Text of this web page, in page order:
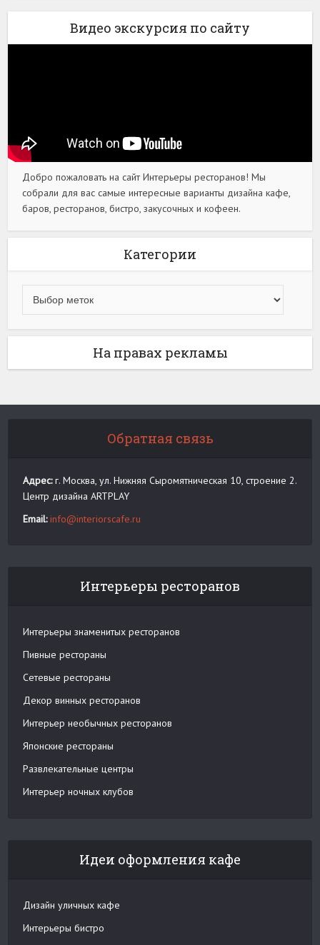
Видео экскурсия по сайту
Добро пожаловать на сайт Интерьеры ресторанов! Мы
собрали для вас самые интересные варианты дизайна кафе,
баров, ресторанов, бистро, закусочных и кофеен.
Категории
На правах рекламы
Обратная связь
Адрес:г. Москва, ул. Нижняя Сыромятническая 10, строение 2.
Центр дизайна ARTPLAY
Email: info@interiorscafe.ru
Интерьеры ресторанов
Интерьеры знаменитых ресторанов
Пивные рестораны
Сетевые рестораны
Декор винных ресторанов
Интерьер необычных ресторанов
Японские рестораны
Развлекательные центры
Интерьер ночных клубов
Идеи оформления кафе
Дизайн уличных кафе
Интерьеры бистро